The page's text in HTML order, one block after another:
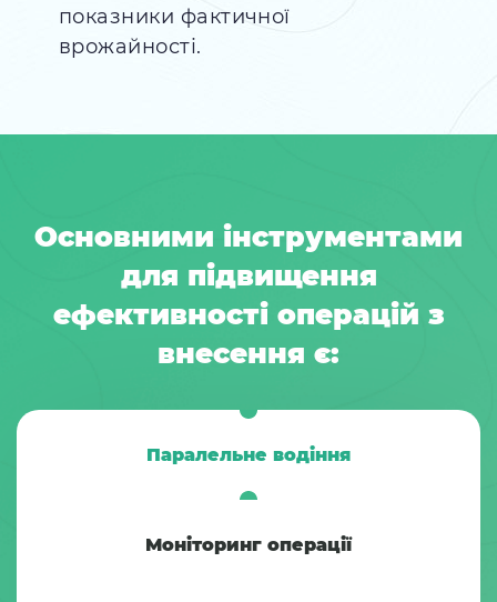
показники фактичної
врожайності.
Основними інструментами
для підвищення
ефективності операцій з
внесення є:
Паралельне водіння
Моніторинг операції